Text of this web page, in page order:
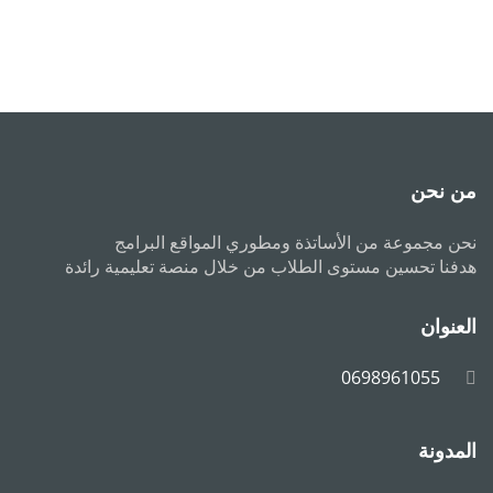
من نحن
نحن مجموعة من الأساتذة ومطوري المواقع البرامج
هدفنا تحسين مستوى الطلاب من خلال منصة تعليمية رائدة
العنوان
0698961055
المدونة